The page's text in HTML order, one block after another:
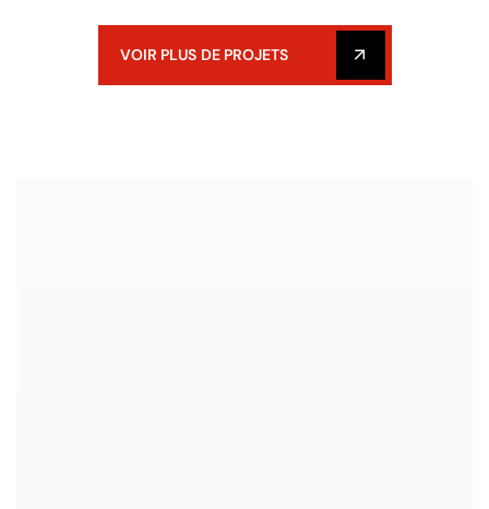
VOIR PLUS DE PROJETS